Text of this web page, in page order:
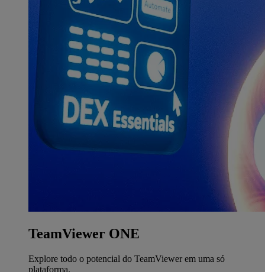
TeamViewer ONE
Explore todo o potencial do TeamViewer em uma só
plataforma.